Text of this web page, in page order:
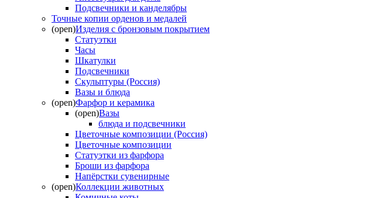
Подсвечники и канделябры
Точные копии орденов и медалей
(open)Изделия с бронзовым покрытием
Статуэтки
Часы
Шкатулки
Подсвечники
Скульптуры (Россия)
Вазы и блюда
(open)Фарфор и керамика
(open)Вазы
блюда и подсвечники
Цветочные композиции (Россия)
Цветочные композиции
Статуэтки из фарфора
Броши из фарфора
Напёрстки сувенирные
(open)Коллекции животных